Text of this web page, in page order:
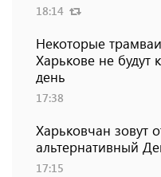
18:14
Некоторые
Харькове не будут
день
17:38
Харьковчан зовут
альтернативный
17:15